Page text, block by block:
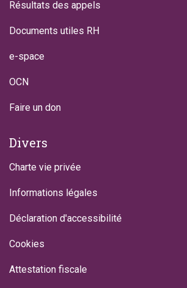
Résultats des appels
Documents utiles RH
e-space
OCN
Faire un don
Divers
Charte vie privée
Informations légales
Déclaration d'accessibilité
Cookies
Attestation fiscale